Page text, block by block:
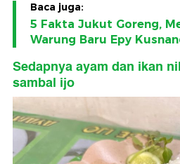
Baca juga:
5 Fakta Jukut Goreng,
Warung Baru Epy
Sedapnya ayam dan ikan
sambal ijo